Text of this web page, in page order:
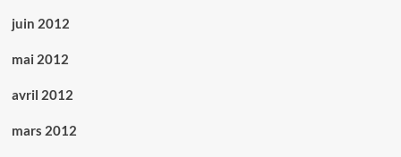
juin 2012
mai 2012
avril 2012
mars 2012